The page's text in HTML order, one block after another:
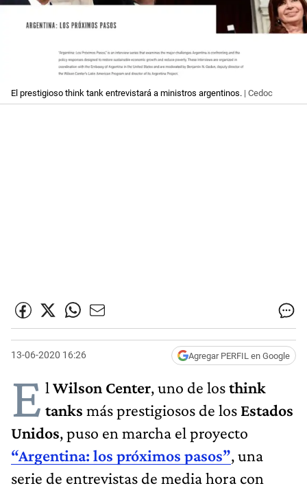
El prestigioso think tank entrevistará a ministros argentinos. | Cedoc
13-06-2020 16:26 Agregar PERFIL en Google
E l Wilson Center, uno de losthink
tanks más prestigiosos de los Estados
Unidos, puso en marcha el proyecto
“Argentina: los próximos pasos”, una
serie de entrevistas de media hora con